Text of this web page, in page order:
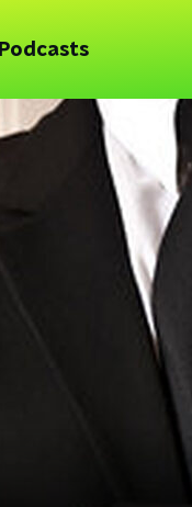
Podcasts